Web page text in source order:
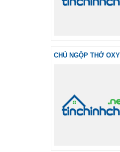
CHỦ NGỘP THỞ